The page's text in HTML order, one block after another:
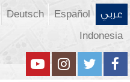
عربي Español
Deutsch
Indonesia